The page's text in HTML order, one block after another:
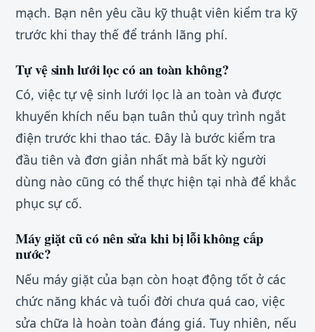
mạch. Bạn nên yêu cầu kỹ thuật viên kiểm tra kỹ
trước khi thay thế để tránh lãng phí.
Tự vệ sinh lưới lọc có an toàn không?
Có, việc tự vệ sinh lưới lọc là an toàn và được
khuyến khích nếu bạn tuân thủ quy trình ngắt
điện trước khi thao tác. Đây là bước kiểm tra
đầu tiên và đơn giản nhất mà bất kỳ người
dùng nào cũng có thể thực hiện tại nhà để khắc
phục sự cố.
Máy giặt cũ có nên sửa khi bị lỗi không cấp
nước?
Nếu máy giặt của bạn còn hoạt động tốt ở các
chức năng khác và tuổi đời chưa quá cao, việc
sửa chữa là hoàn toàn đáng giá. Tuy nhiên, nếu